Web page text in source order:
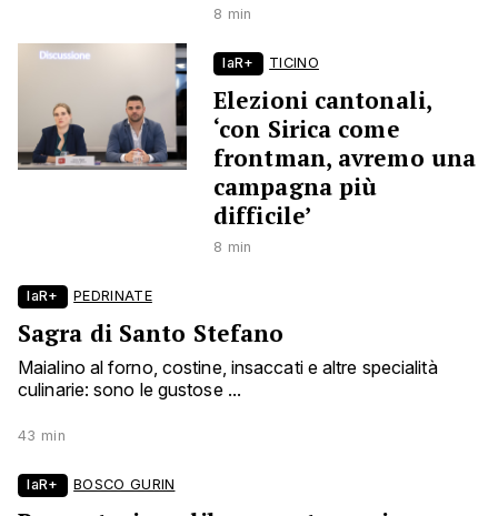
8 min
laR+ TICINO
Elezioni cantonali,
‘con Sirica come
frontman, avremo una
campagna più
difficile’
8 min
laR+ PEDRINATE
Sagra di Santo Stefano
Maialino al forno, costine, insaccati e altre specialità
culinarie: sono le gustose ...
43 min
laR+ BOSCO GURIN